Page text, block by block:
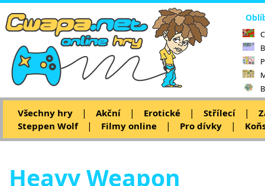
Všechny hry | Akční | Erotické | Střílecí |
Steppen Wolf
| Filmy online | Pro dívky |
Heavy Weapon